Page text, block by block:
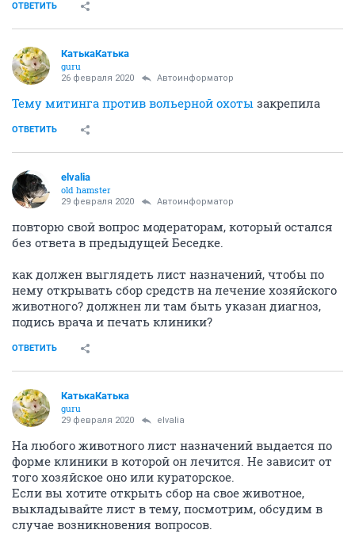
ОТВЕТИТЬ
КатькаКатька
guru
26 февраля 2020 Автоинформатор
Тему митинга против вольерной охоты закрепила
ОТВЕТИТЬ
elvalia
old hamster
29 февраля 2020 Автоинформатор
повторю свой вопрос модераторам, который остался
без ответа в предыдущей Беседке.
как должен выглядеть лист назначений, чтобы по
нему открывать сбор средств на лечение хозяйского
животного? должнен ли там быть указан диагноз,
подись врача и печать клиники?
ОТВЕТИТЬ
КатькаКатька
guru
29 февраля 2020 elvalia
На любого животного лист назначений выдается по
форме клиники в которой он лечится. Не зависит от
того хозяйское оно или кураторское.
Если вы хотите открыть сбор на свое животное,
выкладывайте лист в тему, посмотрим, обсудим в
случае возникновения вопросов.